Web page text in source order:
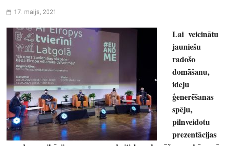
17. maijs, 2021
Lai veicinātu
jauniešu
radošo
domāšanu,
ideju
ģenerēšanas
spēju,
pilnveidotu
prezentācijas